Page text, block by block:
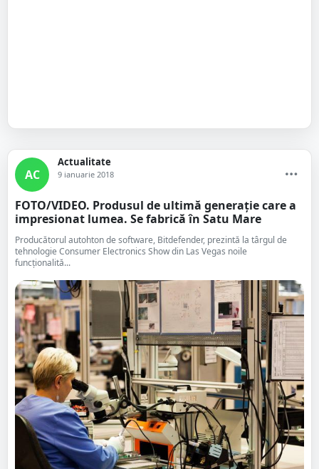
AC
Actualitate
9 ianuarie 2018
FOTO/VIDEO. Produsul de ultimă generație care a
impresionat lumea. Se fabrică în Satu Mare
Producătorul autohton de software, Bitdefender, prezintă la târgul de
tehnologie Consumer Electronics Show din Las Vegas noile
funcționalită...